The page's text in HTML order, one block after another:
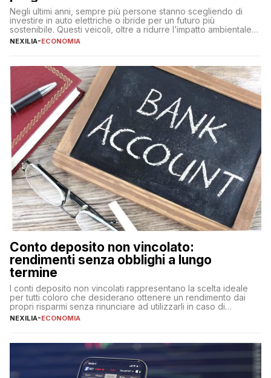
Negli ultimi anni, sempre più persone stanno scegliendo di
investire in auto elettriche o ibride per un futuro più
sostenibile. Questi veicoli, oltre a ridurre l’impatto ambientale,
offrono vantaggi economici a lungo termine, come minori costi
fare se non […]
NEXILIA-ECONOMIA
Conto deposito non vincolato:
rendimenti senza obblighi a lungo
termine
I conti deposito non vincolati rappresentano la scelta ideale
per tutti coloro che desiderano ottenere un rendimento dai
propri risparmi senza rinunciare ad utilizzarli in caso di
necessità. A differenza delle forme vincolate tradizionali,
flessibilità e rendimento. Come funzionano […]
NEXILIA-ECONOMIA